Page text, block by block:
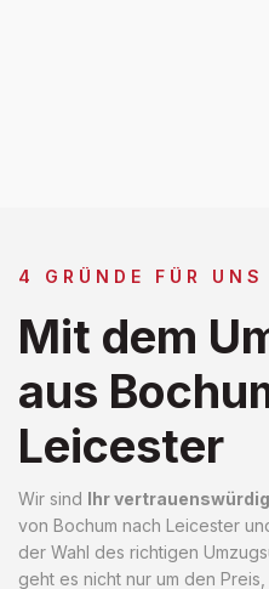
4 GRÜNDE FÜR UNS
Mit dem
aus
Leicester
Wir sind Ihr
von Bochum nach Leicester
der Wahl des richtigen
geht es nicht nur um den